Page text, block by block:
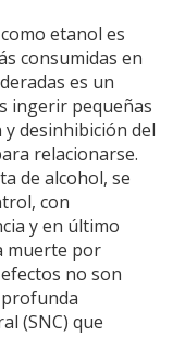
etanol es
consumidas en
es un
ingerir pequeñas
desinhibición del
relacionarse.
de alcohol, se
con
y en último
muerte por
no son
profunda
(SNC) que